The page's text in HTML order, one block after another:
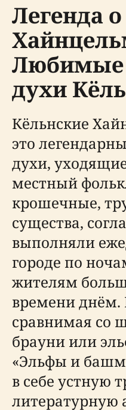
Легенда о
духи
Кёльнские
это
духи,
местный
крошечные,
существа,
выполняли
городе по
жителям
времени днём.
сравнимая со
брауни или
«Эльфы и
в себе устную
литературную